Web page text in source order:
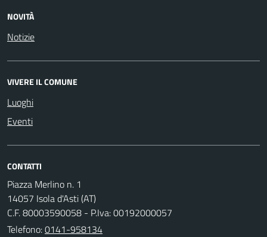
NOVITÀ
Notizie
VIVERE IL COMUNE
Luoghi
Eventi
CONTATTI
Piazza Merlino n. 1
14057 Isola d'Asti (AT)
C.F. 80003590058 - P.Iva: 00192000057
Telefono:0141-958134